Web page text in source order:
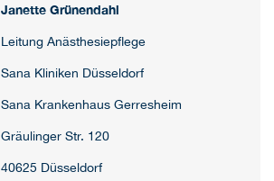
Janette Grünendahl
Leitung Anästhesiepflege
Sana Kliniken Düsseldorf
Sana Krankenhaus Gerresheim
Gräulinger Str. 120
40625 Düsseldorf